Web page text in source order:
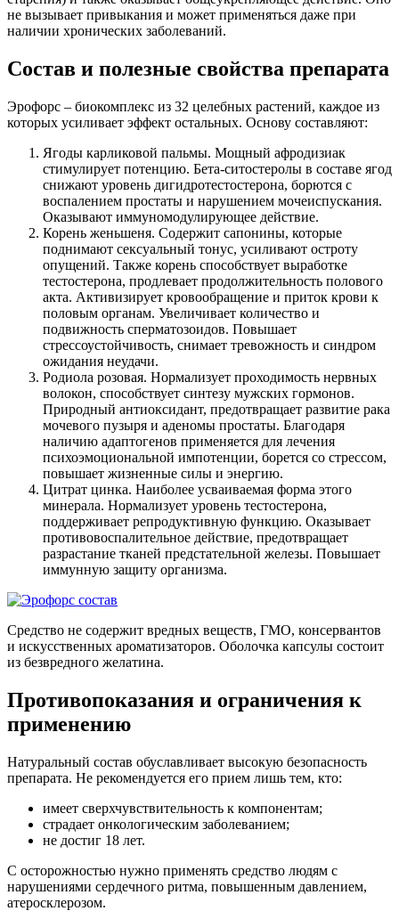
не вызывает привыкания и может применяться даже при
наличии хронических заболеваний.
Состав и полезные свойства препарата
Эрофорс – биокомплекс из 32 целебных растений, каждое из
которых усиливает эффект остальных. Основу составляют:
Ягоды карликовой пальмы. Мощный афродизиак
стимулирует потенцию. Бета-ситостеролы в составе ягод
снижают уровень дигидротестостерона, борются с
воспалением простаты и нарушением мочеиспускания.
Оказывают иммуномодулирующее действие.
Корень женьшеня. Содержит сапонины, которые
поднимают сексуальный тонус, усиливают остроту
опущений. Также корень способствует выработке
тестостерона, продлевает продолжительность полового
акта. Активизирует кровообращение и приток крови к
половым органам. Увеличивает количество и
подвижность сперматозоидов. Повышает
стрессоустойчивость, снимает тревожность и синдром
ожидания неудачи.
Родиола розовая. Нормализует проходимость нервных
волокон, способствует синтезу мужских гормонов.
Природный антиоксидант, предотвращает развитие рака
мочевого пузыря и аденомы простаты. Благодаря
наличию адаптогенов применяется для лечения
психоэмоциональной импотенции, борется со стрессом,
повышает жизненные силы и энергию.
Цитрат цинка. Наиболее усваиваемая форма этого
минерала. Нормализует уровень тестостерона,
поддерживает репродуктивную функцию. Оказывает
противовоспалительное действие, предотвращает
разрастание тканей предстательной железы. Повышает
иммунную защиту организма.
Средство не содержит вредных веществ, ГМО, консервантов
и искусственных ароматизаторов. Оболочка капсулы состоит
из безвредного желатина.
Противопоказания и ограничения к
применению
Натуральный состав обуславливает высокую безопасность
препарата. Не рекомендуется его прием лишь тем, кто:
имеет сверхчувствительность к компонентам;
страдает онкологическим заболеванием;
не достиг 18 лет.
С осторожностью нужно применять средство людям с
нарушениями сердечного ритма, повышенным давлением,
атеросклерозом.